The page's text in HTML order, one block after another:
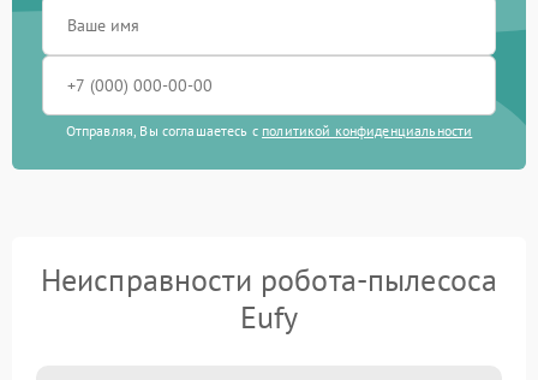
Отправляя, Вы соглашаетесь с политикой конфиденциальности
Неисправности робота-пылесоса
Eufy